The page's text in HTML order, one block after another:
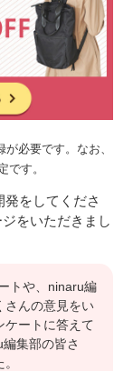
必要です。なお、
です。
をしてくださ
をいただきまし
トや、ninaru編
さんの意見をい
ケートに答えて
集部の皆さ